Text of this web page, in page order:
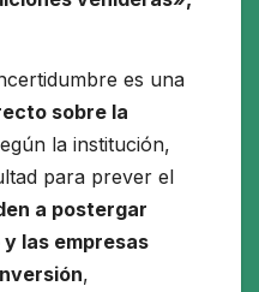
es una
sobre la
la institución,
para prever el
a postergar
las empresas
,